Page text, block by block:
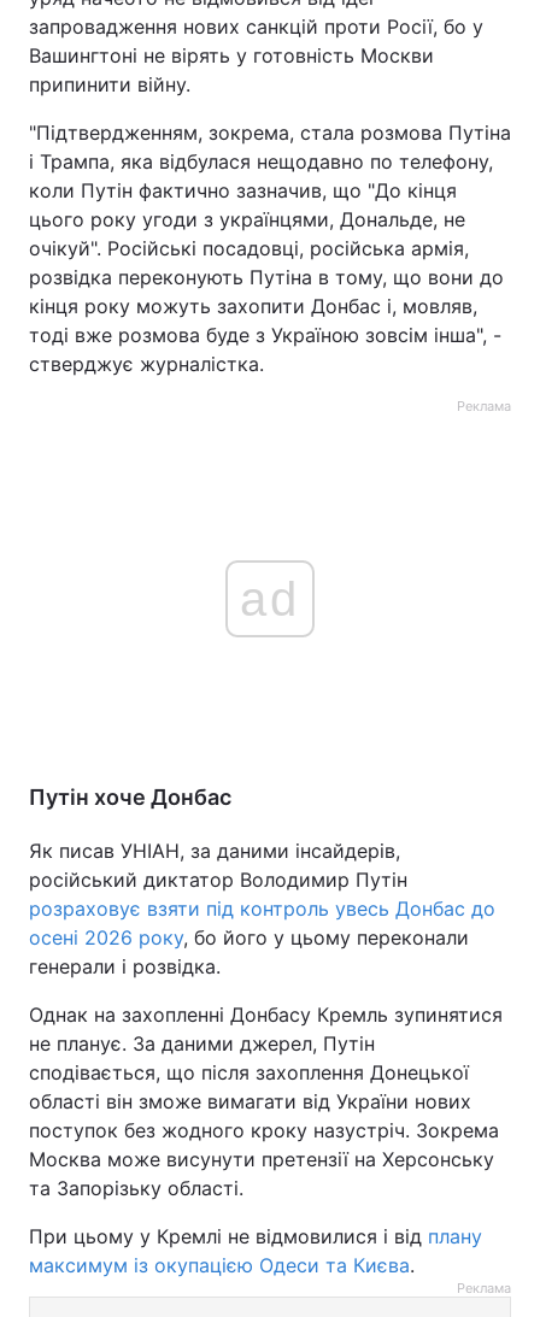
запровадження нових санкцій проти Росії, бо у
Вашингтоні не вірять у готовність Москви
припинити війну.
"Підтвердженням, зокрема, стала розмова Путіна
і Трампа, яка відбулася нещодавно по телефону,
коли Путін фактично зазначив, що "До кінця
цього року угоди з українцями, Дональде, не
очікуй". Російські посадовці, російська армія,
розвідка переконують Путіна в тому, що вони до
кінця року можуть захопити Донбас і, мовляв,
тоді вже розмова буде з Україною зовсім інша", -
стверджує журналістка.
Реклама
ad
Путін хоче Донбас
Як писав УНІАН, за даними інсайдерів,
російський диктатор Володимир Путін
розраховує взяти під контроль увесь Донбас до
осені 2026 року, бо його у цьому переконали
генерали і розвідка.
Однак на захопленні Донбасу Кремль зупинятися
не планує. За даними джерел, Путін
сподівається, що після захоплення Донецької
області він зможе вимагати від України нових
поступок без жодного кроку назустріч. Зокрема
Москва може висунути претензії на Херсонську
та Запорізьку області.
При цьому у Кремлі не відмовилися і від плану
максимум із окупацією Одеси та Києва.
Реклама